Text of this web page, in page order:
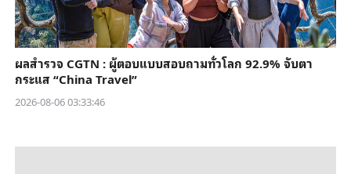
ผลสำรวจ CGTN : ผู้ตอบแบบสอบถามทั่วโลก 92.9% จับตา
กระแส “China Travel”
2026-08-06 03:33:46